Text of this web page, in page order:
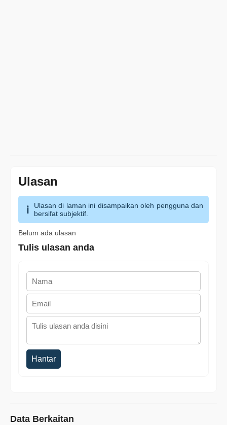
Ulasan
Ulasan di laman ini disampaikan oleh pengguna dan
bersifat subjektif.
Belum ada ulasan
Tulis ulasan anda
Hantar
Data Berkaitan